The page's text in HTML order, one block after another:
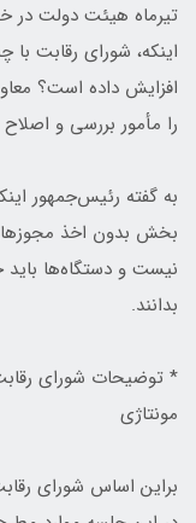
تیرماه هیئت دولت در
اینکه، شورای رقابت
افزایش داده است؟
را مأمور بررسی و
به گفته رئیس‌جمهور‌
بخش بدون اخذ مجوزهای
نیست و دستگاه‌ها باید
بدانند.
* توضیحات شورای
مونتاژی